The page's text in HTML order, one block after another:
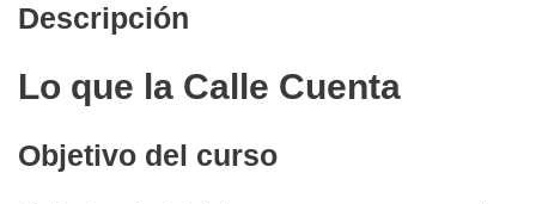
Descripción
Lo que la Calle Cuenta
Objetivo del curso